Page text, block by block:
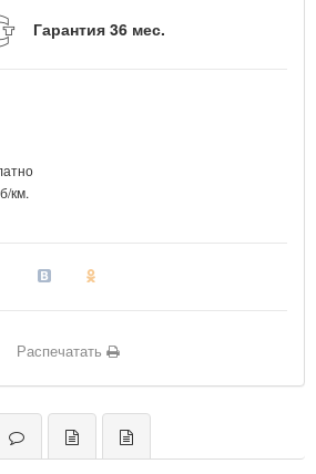
Гарантия 36 мес.
км.
Распечатать